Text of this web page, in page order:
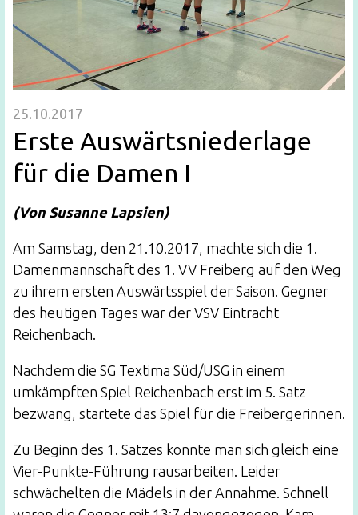
25.10.2017
Erste Auswärtsniederlage
für die Damen I
(Von Susanne Lapsien)
Am Samstag, den 21.10.2017, machte sich die 1.
Damenmannschaft des 1. VV Freiberg auf den Weg
zu ihrem ersten Auswärtsspiel der Saison. Gegner
des heutigen Tages war der VSV Eintracht
Reichenbach.
Nachdem die SG Textima Süd/USG in einem
umkämpften Spiel Reichenbach erst im 5. Satz
bezwang, startete das Spiel für die Freibergerinnen.
Zu Beginn des 1. Satzes konnte man sich gleich eine
Vier-Punkte-Führung rausarbeiten. Leider
schwächelten die Mädels in der Annahme. Schnell